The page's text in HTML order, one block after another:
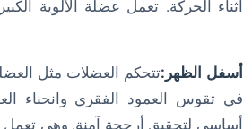
أثناء الحركة. تعمل عضلة الألوية
- أسفل الظهر:تتحكم العضلات مثل
في تقوس العمود الفقري وانحناء
أساسي لتحقيق أرجحة آمنة. وهي